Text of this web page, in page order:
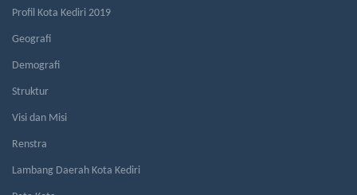
Profil Kota Kediri 2019
Geografi
Demografi
Struktur
Visi dan Misi
Renstra
Lambang Daerah Kota Kediri